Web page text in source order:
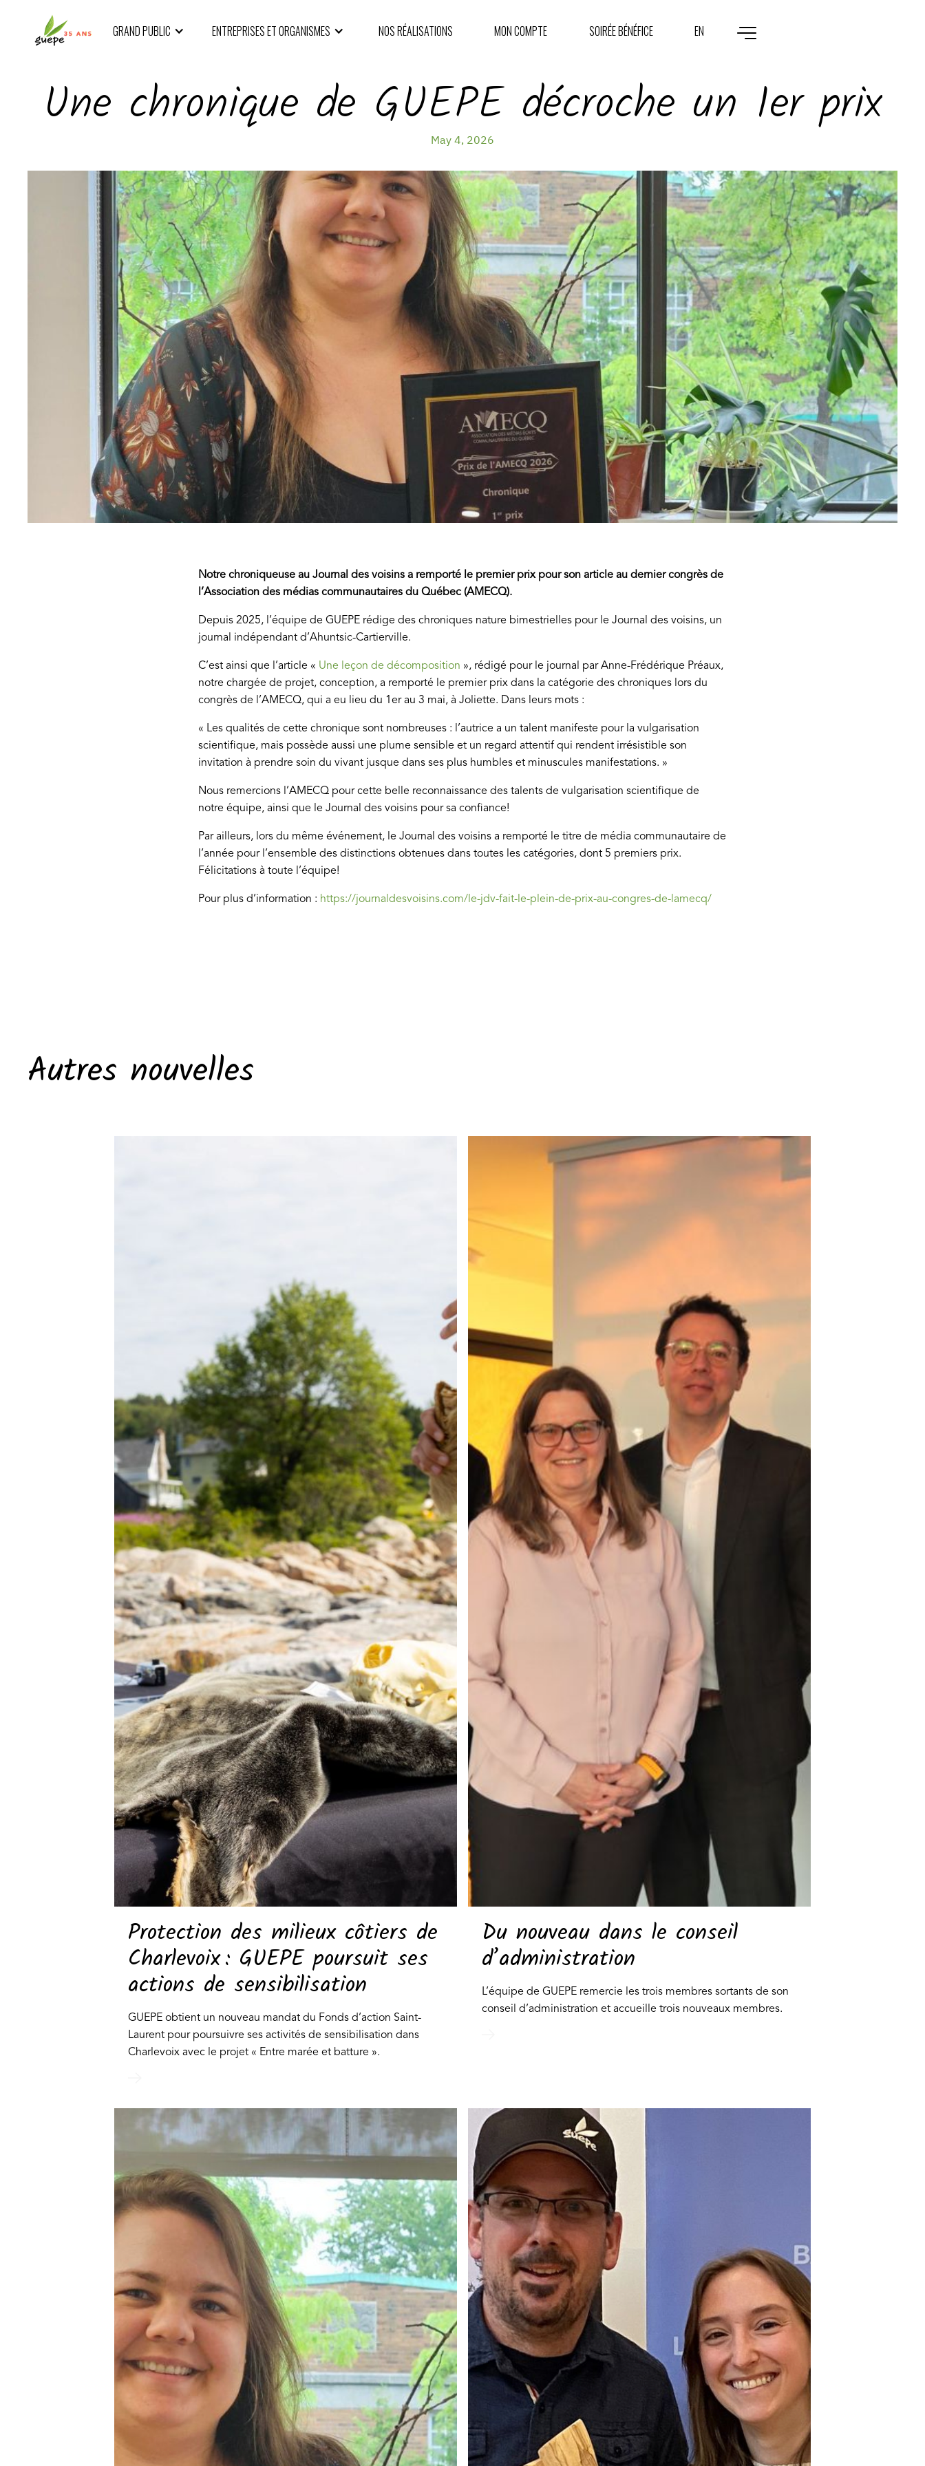
GRAND PUBLIC ENTREPRISES ET ORGANISMES NOS RÉALISATIONS MON COMPTE SOIRÉE BÉNÉFICE EN
Une chronique de GUEPE décroche un 1er prix
May 4, 2026
Notre chroniqueuse au Journal des voisins a remporté le premier prix pour son article au dernier congrès de
l’Association des médias communautaires du Québec (AMECQ).
Depuis 2025, l’équipe de GUEPE rédige des chroniques nature bimestrielles pour le Journal des voisins, un
journal indépendant d’Ahuntsic-Cartierville.
C’est ainsi que l’article « Une leçon de décomposition », rédigé pour le journal par Anne-Frédérique Préaux,
notre chargée de projet, conception, a remporté le premier prix dans la catégorie des chroniques lors du
congrès de l’AMECQ, qui a eu lieu du 1er au 3 mai, à Joliette. Dans leurs mots :
« Les qualités de cette chronique sont nombreuses : l’autrice a un talent manifeste pour la vulgarisation
scientifique, mais possède aussi une plume sensible et un regard attentif qui rendent irrésistible son
invitation à prendre soin du vivant jusque dans ses plus humbles et minuscules manifestations. »
Nous remercions l’AMECQ pour cette belle reconnaissance des talents de vulgarisation scientifique de
notre équipe, ainsi que le Journal des voisins pour sa confiance!
Par ailleurs, lors du même événement, le Journal des voisins a remporté le titre de média communautaire de
l’année pour l’ensemble des distinctions obtenues dans toutes les catégories, dont 5 premiers prix.
Félicitations à toute l’équipe!
Pour plus d’information : https://journaldesvoisins.com/le-jdv-fait-le-plein-de-prix-au-congres-de-lamecq/
Autres nouvelles
Protection des milieux côtiers de
Charlevoix : GUEPE poursuit ses
actions de sensibilisation
GUEPE obtient un nouveau mandat du Fonds d’action Saint-
Laurent pour poursuivre ses activités de sensibilisation dans
Charlevoix avec le projet « Entre marée et batture ».
Du nouveau dans le conseil
d’administration
L’équipe de GUEPE remercie les trois membres sortants de son
conseil d’administration et accueille trois nouveaux membres.